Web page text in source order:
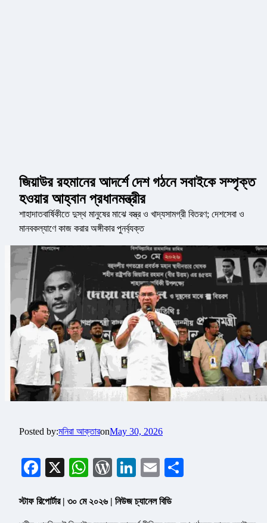
জিয়াউর রহমানের আদর্শে দেশ গঠনে সবাইকে সম্পৃক্ত
হওয়ার আহ্বান প্রধানমন্ত্রীর
শাহাদাতবার্ষিকীতে দুস্থ মানুষের মাঝে বস্ত্র ও খাদ্যসামগ্রী বিতরণ; দেশসেবা ও
মানবকল্যাণে কাজ করার অঙ্গীকার পুনর্ব্যক্ত
Posted by:মনিরা আক্তারonMay 30, 2026
Facebook
X WhatsApp
WordPress
LinkedIn
Email
স্টাফ রিপোর্টার | ৩০ মে ২০২৬ | নিউজ চ্যানেল বিডি